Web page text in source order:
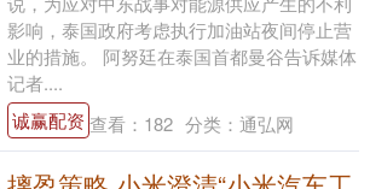
影响，泰国政府考虑执行加油站夜间停止营
业的措施。 阿努廷在泰国首都曼谷告诉媒体
记者....
诚赢配资 查看： 182 分类： 通弘网